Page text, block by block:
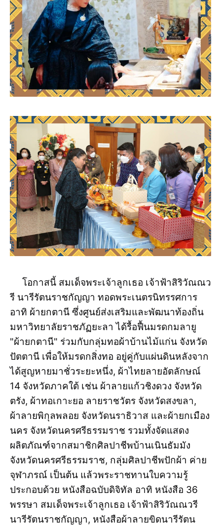
โอกาสนี้ สมเด็จพระเจ้าลูกเธอ เจ้าฟ้าสิริวัณณว
รี นารีรัตนราชกัญญา ทอดพระเนตรนิทรรศการ
อาทิ ผ้ายกตานี ซึ่งศูนย์ส่งเสริมและพัฒนาท้องถิ่น
มหาวิทยาลัยราชภัฏยะลา ได้รื้อฟื้นมรดกมลายู
"ผ้ายกตานี" ร่วมกับกลุ่มทอผ้าบ้านไม้แก่น จังหวัด
ปัตตานี เพื่อให้มรดกสิ่งทอ อยู่คู่กับแผ่นดินหลังจาก
ได้สูญหายมาชั่วระยะหนึ่ง, ผ้าไทยลายอัตลักษณ์
14 จังหวัดภาคใต้ เช่น ผ้าลายแก้วชิงดวง จังหวัด
ตรัง, ผ้าทอเกาะยอ ลายราชวัตร จังหวัดสงขลา,
ผ้าลายพิกุลพลอย จังหวัดนราธิวาส และผ้ายกเมือง
นคร จังหวัดนครศรีธรรมราช รวมทั้งจัดแสดง
ผลิตภัณฑ์จากสมาชิกศิลปาชีพบ้านเนินธัมมัง
จังหวัดนครศรีธรรมราช, กลุ่มศิลปาชีพปักผ้า ค่าย
จุฬาภรณ์ เป็นต้น แล้วพระราชทานใบความรู้
ประกอบด้วย หนังสือฉบับดิจิทัล อาทิ หนังสือ 36
พรรษา สมเด็จพระเจ้าลูกเธอ เจ้าฟ้าสิริวัณณวรี
นารีรัตนราชกัญญา, หนังสือผ้าลายขิดนารีรัตน